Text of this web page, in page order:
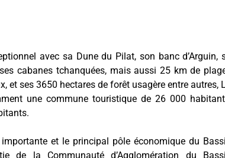
avec sa Dune du Pilat, son banc d’Arguin,
cabanes tchanquées, mais aussi 25 km de
et ses 3650 hectares de forêt usagère entre autres,
une commune touristique de 26 000
et le principal pôle économique du
de la Communauté d’Agglomération du